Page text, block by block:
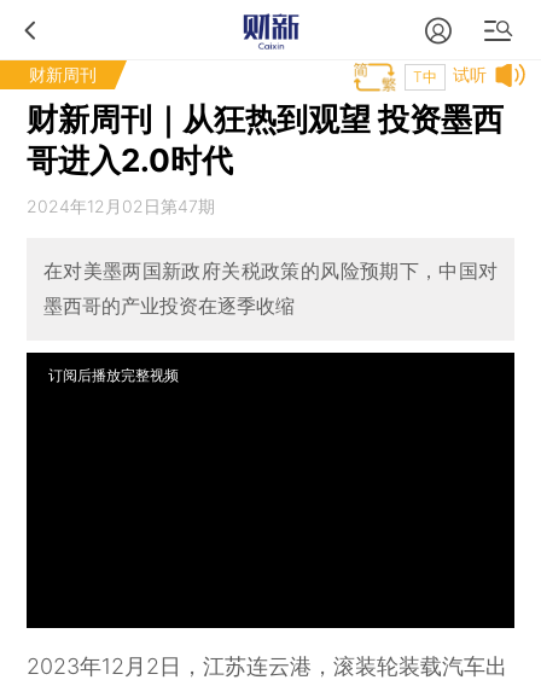
财新周刊 试听
T中
财新周刊｜从狂热到观望 投资墨西
哥进入2.0时代
2024年12月02日第47期
在对美墨两国新政府关税政策的风险预期下，中国对
墨西哥的产业投资在逐季收缩
订阅后播放完整视频
2023年12月2日，江苏连云港，滚装轮装载汽车出